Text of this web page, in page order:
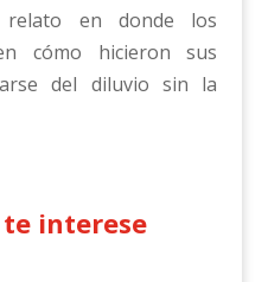
en donde los
cómo hicieron sus
del diluvio sin la
interese